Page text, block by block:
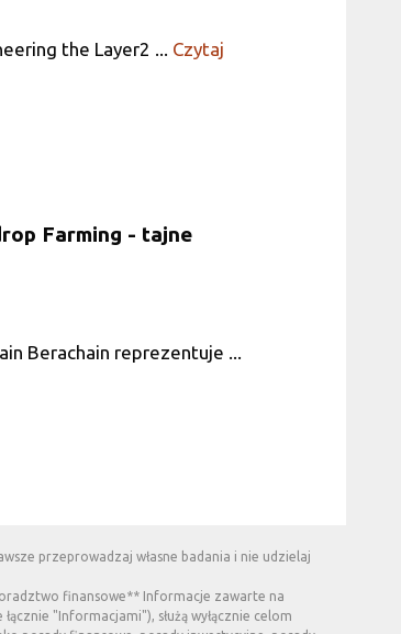
the Layer2 ... Czytaj
Farming - tajne
Berachain reprezentuje ...
przeprowadzaj własne badania i nie udzielaj
finansowe** Informacje zawarte na
"Informacjami"), służą wyłącznie celom